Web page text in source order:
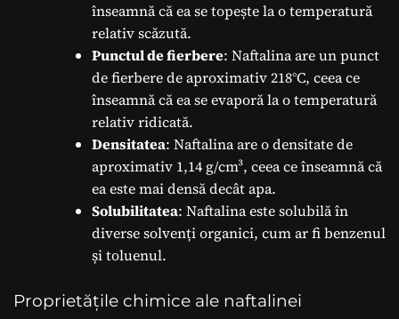
înseamnă că ea se topește la o temperatură
relativ scăzută.
Punctul de fierbere: Naftalina are un punct
de fierbere de aproximativ 218°C, ceea ce
înseamnă că ea se evaporă la o temperatură
relativ ridicată.
Densitatea: Naftalina are o densitate de
aproximativ 1,14 g/cm³, ceea ce înseamnă că
ea este mai densă decât apa.
Solubilitatea: Naftalina este solubilă în
diverse solvenți organici, cum ar fi benzenul
și toluenul.
Proprietățile chimice ale naftalinei